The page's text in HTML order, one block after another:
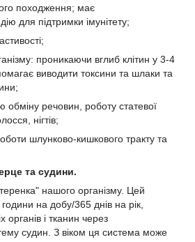
походження; має
для підтримки імунітету;
проникаючи вглиб клітин у 3-4
виводити токсини та шлаки та
обміну речовин, роботу статевої
нігтів;
шлунково-кишкового тракту та
та судини.
нашого організму. Цей
на добу/365 днів на рік,
органів і тканин через
судин. З віком ця система може